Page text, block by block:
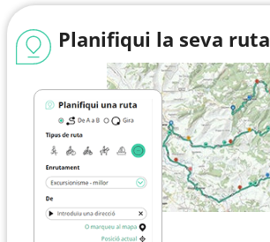
Planifiqui la seva ruta